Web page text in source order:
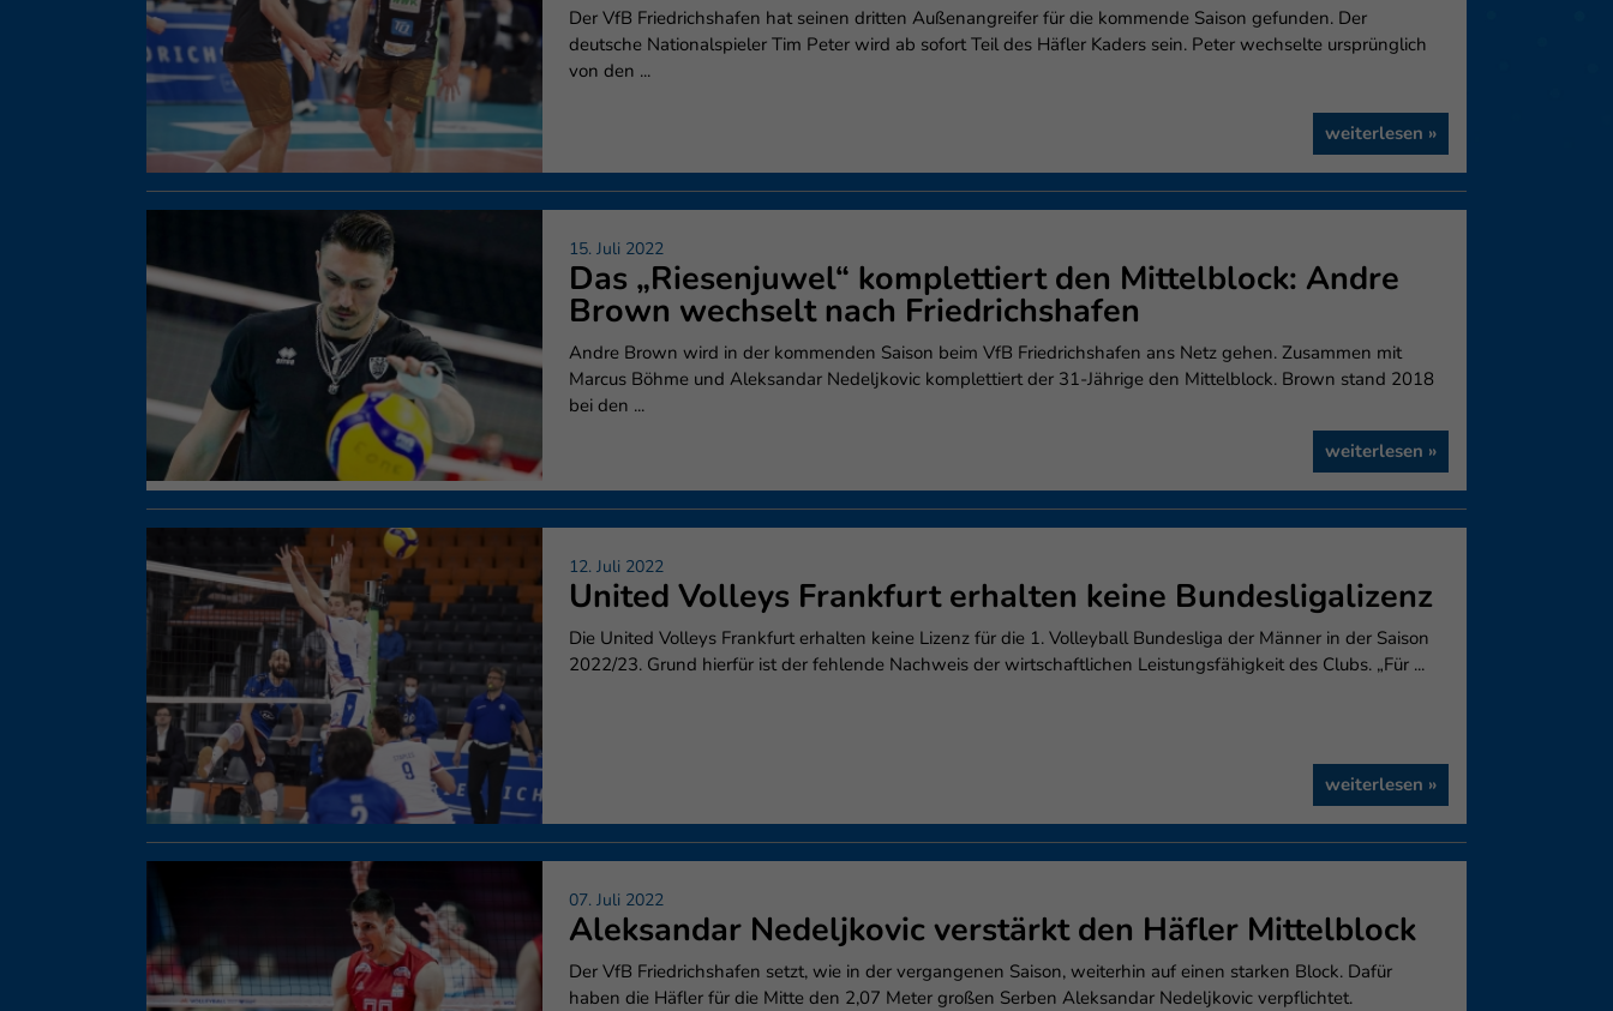
Der VfB Friedrichshafen hat seinen dritten Außenangreifer für die kommende Saison gefunden. Der
deutsche Nationalspieler Tim Peter wird ab sofort Teil des Häfler Kaders sein. Peter wechselte ursprünglich
von den ...
weiterlesen »
15. Juli 2022
Das „Riesenjuwel“ komplettiert den Mittelblock: Andre
Brown wechselt nach Friedrichshafen
Andre Brown wird in der kommenden Saison beim VfB Friedrichshafen ans Netz gehen. Zusammen mit
Marcus Böhme und Aleksandar Nedeljkovic komplettiert der 31-Jährige den Mittelblock. Brown stand 2018
bei den ...
weiterlesen »
12. Juli 2022
United Volleys Frankfurt erhalten keine Bundesligalizenz
Die United Volleys Frankfurt erhalten keine Lizenz für die 1. Volleyball Bundesliga der Männer in der Saison
2022/23. Grund hierfür ist der fehlende Nachweis der wirtschaftlichen Leistungsfähigkeit des Clubs. „Für ...
weiterlesen »
07. Juli 2022
Aleksandar Nedeljkovic verstärkt den Häfler Mittelblock
Der VfB Friedrichshafen setzt, wie in der vergangenen Saison, weiterhin auf einen starken Block. Dafür
haben die Häfler für die Mitte den 2,07 Meter großen Serben Aleksandar Nedeljkovic verpflichtet.